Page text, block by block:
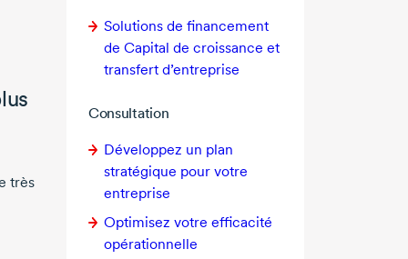
Solutions de financement
de Capital de croissance et
transfert d’entreprise
Consultation
Développez un plan
stratégique pour votre
entreprise
Optimisez votre efficacité
opérationnelle
très